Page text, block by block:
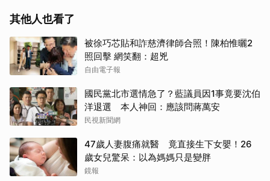
其他人也看了
被徐巧芯貼和詐慈濟律師合照！陳柏惟曬2
照回擊 網笑翻：超兇
自由電子報
國民黨北市選情急了？藍議員因1事竟要沈伯
洋退選 本人神回：應該問蔣萬安
民視新聞網
47歲人妻腹痛就醫 竟直接生下女嬰！26
歲女兒驚呆：以為媽媽只是變胖
鏡報